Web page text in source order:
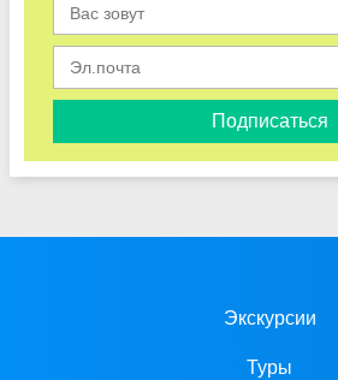
Подписаться
Экскурсии
Туры